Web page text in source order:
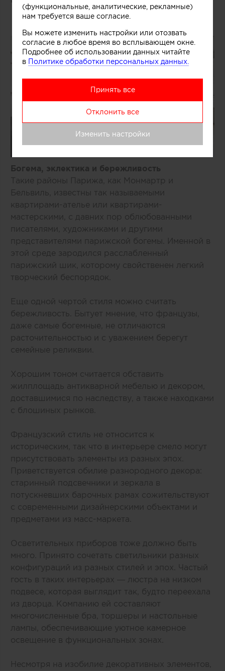
Богема, эклектика и бережливость
Такие районы Парижа, как Монмартр и
Бельвиль, известны так называемыми
квартирами-ателье или квартирами-
мастерскими, с давних пор облюбованными
писателями, художниками и другими
представителями парижской богемы. Именной в
этой среде зародился расслабленный
парижский шик, которому свойственен легкий
творческий беспорядок.
Еще одной чертой стиля можно считать
бережливость. Бытует мнение, что французы,
даже самые богемные, не отличаются
расточительностью и с уважением берегут
семейные реликвии.
Хорошим тоном считается обставить
жилплощадь антикварной мебелью и декором,
доставшимися по наследству, а также находками
с блошиных рынков.
Французский стиль не относится к
историческим, так что в интерьере смело могут
присутствовать элементы из разных эпох.
Приветствуется обилие разнородного декора:
старинный подсвечники и зеркала в
потускневших барочных рамах сожительствуют
с современными дизайнерскими объектами и
предметами из масс-маркета.
Осветительных приборов тоже должно быть
много. Принято сочетать светильники разных
конфигураций из разных стилей и эпох. Частый
гость в таких интерьерах — люстра на низком
подвесе, которая выглядит так, будто переехала
из дворца. Компанию ей составляют
многочисленные бра, торшеры и настольные
лампы, обеспечивающие уютное камерное
освещение в функциональных зонах.
Несмотря на изобилие декоративных элементов,
(функциональные, аналитические, рекламные)
нам требуется ваше согласие.
Вы можете изменить настройки или отозвать
согласие в любое время во всплывающем окне.
Подробнее об использовании данных читайте
в Политике обработки персональных данных.
Принять все
Отклонить все
Изменить настройки